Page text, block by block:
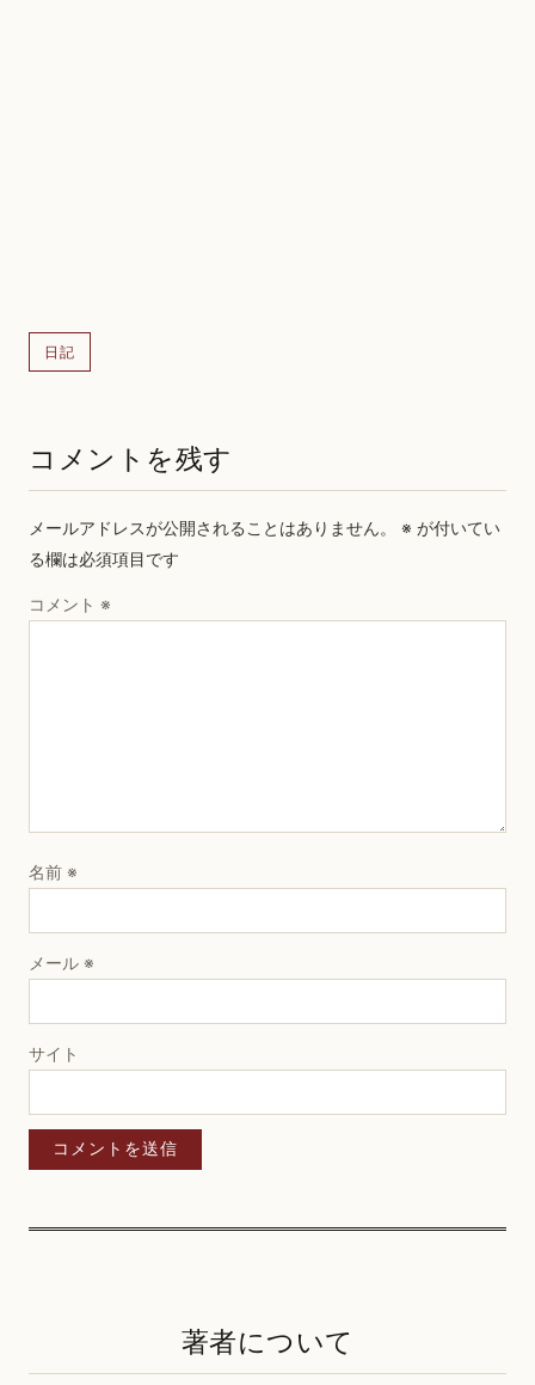
日記
コメントを残す
メールアドレスが公開されることはありません。 ※ が付いてい
る欄は必須項目です
コメント ※
名前 ※
メール ※
サイト
著者について